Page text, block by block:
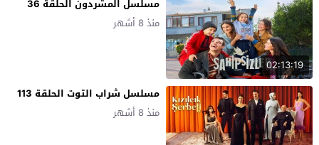
02:13:19
مسلسل المشردون الحلقة 36
منذ 8 أشهر
مسلسل شراب التوت الحلقة 113
منذ 8 أشهر